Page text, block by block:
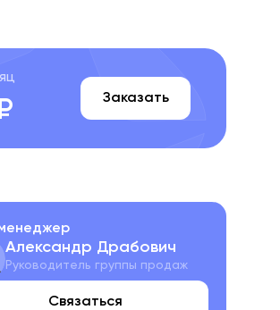
Заказать
Александр Драбович
Руководитель группы продаж
Связаться